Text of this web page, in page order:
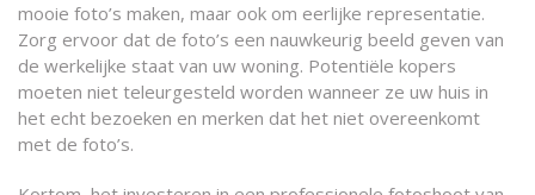
mooie foto’s maken, maar ook om eerlijke representatie.
Zorg ervoor dat de foto’s een nauwkeurig beeld geven van
de werkelijke staat van uw woning. Potentiële kopers
moeten niet teleurgesteld worden wanneer ze uw huis in
het echt bezoeken en merken dat het niet overeenkomt
met de foto’s.